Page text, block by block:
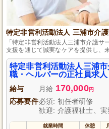
特定非営利活動法人 三浦市介
「特定非営利活動法人三浦市介護
支援を通じて誠実なケアを提供し、
わることができ、マイカー通勤も可
特定非営利活動法人三浦
職・ヘルパーの正社員求人
給与 月給 170,000円
応募要件必須: 初任者研修
歓迎: 介護福祉士、実
就業時間 休憩 月